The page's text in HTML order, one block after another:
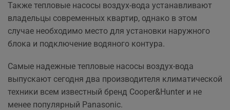
Также тепловые насосы воздух-вода устанавливают
владельцы современных квартир, однако в этом
случае необходимо место для установки наружного
блока и подключение водяного контура.
Самые надежные тепловые насосы воздух-вода
выпускают сегодня два производителя климатической
техники всем известный бренд Cooper&Hunter и не
менее популярный Panasonic.